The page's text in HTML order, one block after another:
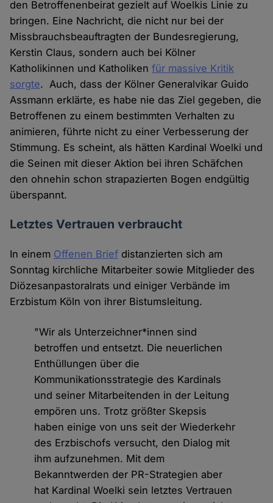
den Betroffenenbeirat gezielt auf Woelkis Linie zu
bringen. Eine Nachricht, die nicht nur bei der
Missbrauchsbeauftragten der Bundesregierung,
Kerstin Claus, sondern auch bei Kölner
Katholikinnen und Katholikenfür massive Kritik
sorgte. Auch, dass der Kölner Generalvikar Guido
Assmann erklärte, es habe nie das Ziel gegeben, die
Betroffenen zu einem bestimmten Verhalten zu
animieren, führte nicht zu einer Verbesserung der
Stimmung. Es scheint, als hätten Kardinal Woelki und
die Seinen mit dieser Aktion bei ihren Schäfchen
den ohnehin schon strapazierten Bogen endgültig
überspannt.
Letztes Vertrauen verbraucht
In einem Offenen Brief distanzierten sich am
Sonntag kirchliche Mitarbeiter sowie Mitglieder des
Diözesanpastoralrats und einiger Verbände im
Erzbistum Köln von ihrer Bistumsleitung.
"Wir als Unterzeichner*innen sind
betroffen und entsetzt. Die neuerlichen
Enthüllungen über die
Kommunikationsstrategie des Kardinals
und seiner Mitarbeitenden in der Leitung
empören uns. Trotz größter Skepsis
haben einige von uns seit der Wiederkehr
des Erzbischofs versucht, den Dialog mit
ihm aufzunehmen. Mit dem
Bekanntwerden der PR-Strategien aber
hat Kardinal Woelki sein letztes Vertrauen